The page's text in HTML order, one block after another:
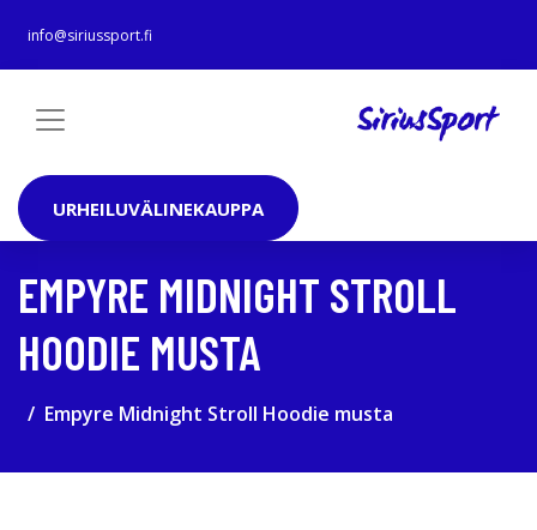
info@siriussport.fi
URHEILUVÄLINEKAUPPA
EMPYRE MIDNIGHT STROLL
HOODIE MUSTA
Empyre Midnight Stroll Hoodie musta